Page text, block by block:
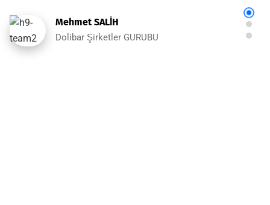
Mehmet SALİH
Dolibar Şirketler GURUBU